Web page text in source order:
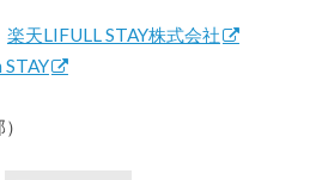
楽天LIFULL STAY株式会社
STAY